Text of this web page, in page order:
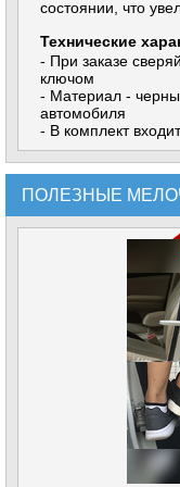
состоянии, что
Технические
- При заказе
ключом
- Материал -
автомобиля
- В комплект
ПОЛЕЗНЫЕ